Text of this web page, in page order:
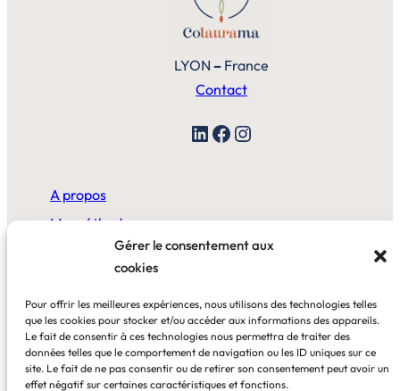
Gérer le consentement aux
cookies
Pour offrir les meilleures expériences, nous utilisons des technologies telles
que les cookies pour stocker et/ou accéder aux informations des appareils.
Le fait de consentir à ces technologies nous permettra de traiter des
données telles que le comportement de navigation ou les ID uniques sur ce
site. Le fait de ne pas consentir ou de retirer son consentement peut avoir un
effet négatif sur certaines caractéristiques et fonctions.
LYON – France
Contact
LinkedIn Facebook Instagram
A propos
Ma méthode
Au bureau
Blog